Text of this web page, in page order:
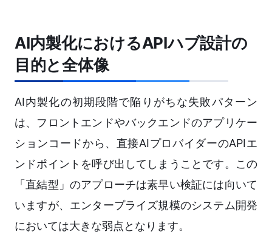
AI内製化におけるAPIハブ設計の
目的と全体像
AI内製化の初期段階で陥りがちな失敗パターン
は、フロントエンドやバックエンドのアプリケー
ションコードから、直接AIプロバイダーのAPIエ
ンドポイントを呼び出してしまうことです。この
「直結型」のアプローチは素早い検証には向いて
いますが、エンタープライズ規模のシステム開発
においては大きな弱点となります。